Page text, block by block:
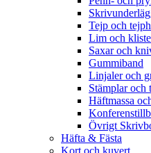
Tejp och
Lim och
Saxar och
Gummiband
Linjaler och
Stämplar och
Häftmassa
Övrigt
Häfta & Fästa
Kort och kuvert